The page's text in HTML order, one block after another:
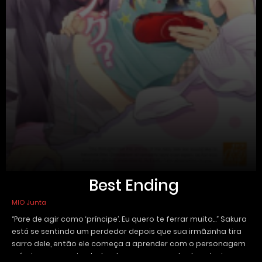
Best Ending
MIO Junta
“Pare de agir como ‘príncipe’. Eu quero te ferrar muito…” Sakura
está se sentindo um perdedor depois que sua irmãzinha tira
sarro dele, então ele começa a aprender com o personagem
príncipe em um simulador de namoro para tentar atrair